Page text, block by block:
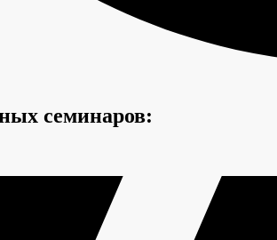
семинаров: